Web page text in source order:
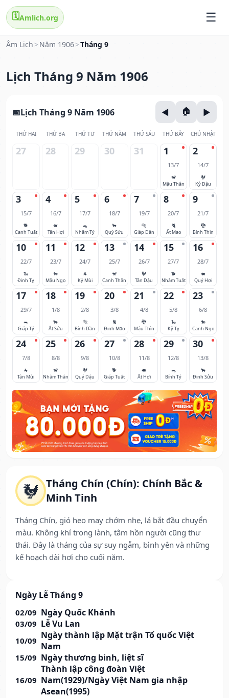
🗓️Amlich.org
Âm Lịch > Năm 1906>Tháng 9
Lịch Tháng 9 Năm 1906
🐓 Tháng Chín (Chín): Chính Bắc &
Minh Tinh
Tháng Chín, gió heo may chớm nhẹ, lá bắt đầu chuyển
màu. Không khí trong lành, tâm hồn người cũng thư
thái. Đây là tháng của sự suy ngẫm, bình yên và những
kế hoạch dài hơi cho cuối năm.
Ngày Lễ Tháng 9
02/09 Ngày Quốc Khánh
03/09 Lễ Vu Lan
10/09 Ngày thành lập Mặt trận Tổ quốc Việt
Nam
15/09 Ngày thương binh, liệt sĩ
16/09
Thành lập công đoàn Việt
Nam(1929)/Ngày Việt Nam gia nhập
Asean(1995)
Lịch Tháng 9 Năm 1906
THỨ HAI THỨ BA THỨ TƯ THỨ NĂM THỨ SÁU THỨ BẢY CHỦ NHẬT
27 28 29 30 31 1
13/7
🐒
Mậu Thân
2
14/7
🐓
Kỷ Dậu
3
15/7
🐕
Canh Tuất
4
16/7
🐖
Tân Hợi
5
17/7
🐀
Nhâm Tý
6
18/7
🐂
Quý Sửu
7
19/7
🐅
Giáp Dần
8
20/7
🐈
Ất Mão
9
21/7
🐉
Bính Thìn
10
22/7
🐍
Đinh Tỵ
11
23/7
🐎
Mậu Ngọ
12
24/7
🐐
Kỷ Mùi
13
25/7
🐒
Canh Thân
14
26/7
🐓
Tân Dậu
15
27/7
🐕
Nhâm Tuất
16
28/7
🐖
Quý Hợi
17
29/7
🐀
Giáp Tý
18
1/8
🐂
Ất Sửu
19
2/8
🐅
Bính Dần
20
3/8
🐈
Đinh Mão
21
4/8
🐉
Mậu Thìn
22
5/8
🐍
Kỷ Tỵ
23
6/8
🐎
Canh Ngọ
24
7/8
🐐
Tân Mùi
25
8/8
🐒
Nhâm Thân
26
9/8
🐓
Quý Dậu
27
10/8
🐕
Giáp Tuất
28
11/8
🐖
Ất Hợi
29
12/8
🐀
Bính Tý
30
13/8
🐂
Đinh Sửu